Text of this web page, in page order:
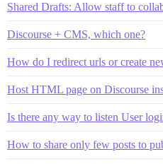
Shared Drafts: Allow staff to
Discourse + CMS, which one?
How do I redirect urls or create
Host HTML page on Discourse
Is there any way to listen User
How to share only few posts to